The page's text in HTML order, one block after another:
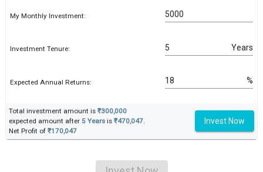
My Monthly Investment:
Investment Tenure: Years
Expected Annual Returns: %
Total investment amount is ₹300,000
expected amount after 5 Years is ₹470,047
Net Profit of ₹170,047
Invest Now